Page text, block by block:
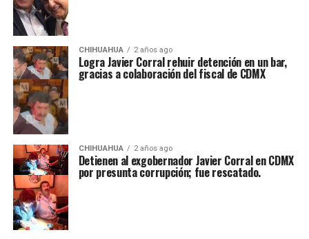
CHIHUAHUA 2 años ago
Logra Javier Corral rehuir detención en un bar,
gracias a colaboración del fiscal de CDMX
CHIHUAHUA 2 años ago
Detienen al exgobernador Javier Corral en CDMX
por presunta corrupción; fue rescatado.